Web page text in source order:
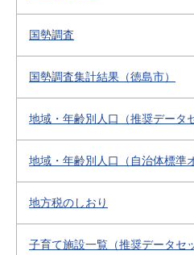
国勢調査
国勢調査集計結果（徳島市）
地域・年齢別人口（推奨データ
地域・年齢別人口（自治体標準
地方税のしおり
子育て施設一覧（推奨データセ